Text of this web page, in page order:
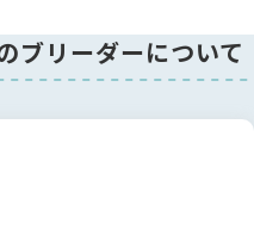
ださい ※ ※ ※
皆様同意の上で見学にいら
ブリーダーについて